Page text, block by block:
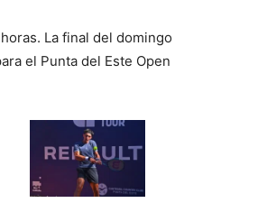
La final del domingo
el Punta del Este Open